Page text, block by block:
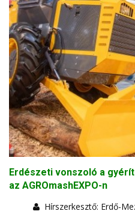
Erdészeti vonszoló a
az AGROmashEXPO-n
Hírszerkesztő: Erdő-